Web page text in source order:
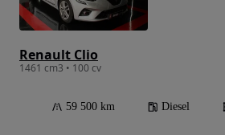
Renault Clio
1461 cm3 • 100 cv
59 500 km Diesel